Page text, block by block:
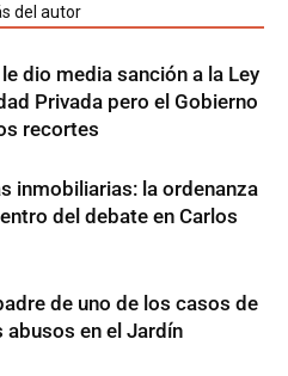
del autor
dio media sanción a la Ley
Privada pero el Gobierno
recortes
inmobiliarias: la ordenanza
del debate en Carlos
de uno de los casos de
abusos en el Jardín